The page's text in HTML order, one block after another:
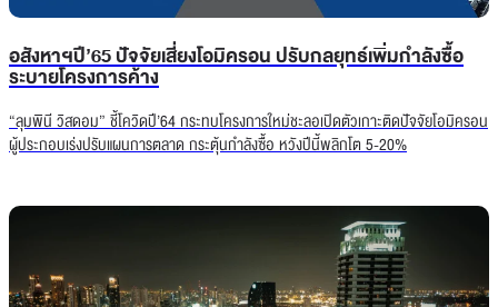
อสังหาฯปี’65 ปัจจัยเสี่ยงโอมิครอน ปรับกลยุทธ์เพิ่มกำลังซื้อ
ระบายโครงการค้าง
“ลุมพินี วิสดอม” ชี้โควิดปี’64 กระทบโครงการใหม่ชะลอเปิดตัวเกาะติดปัจจัยโอมิครอน
ผู้ประกอบเร่งปรับแผนการตลาด กระตุ้นกำลังซื้อ หวังปีนี้พลิกโต 5-20%